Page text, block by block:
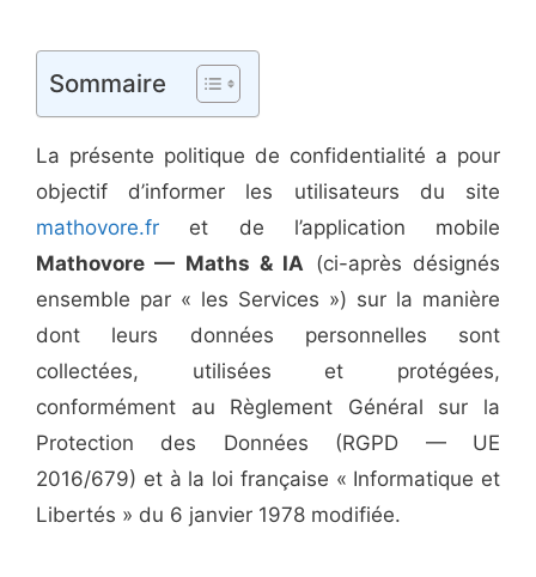
Sommaire
La présente politique de confidentialité a pour
objectif d’informer les utilisateurs du site
mathovore.fr et de l’application mobile
Mathovore — Maths & IA (ci-après désignés
ensemble par « les Services ») sur la manière
dont leurs données personnelles sont
collectées, utilisées et protégées,
conformément au Règlement Général sur la
Protection des Données (RGPD — UE
2016/679) et à la loi française « Informatique et
Libertés » du 6 janvier 1978 modifiée.